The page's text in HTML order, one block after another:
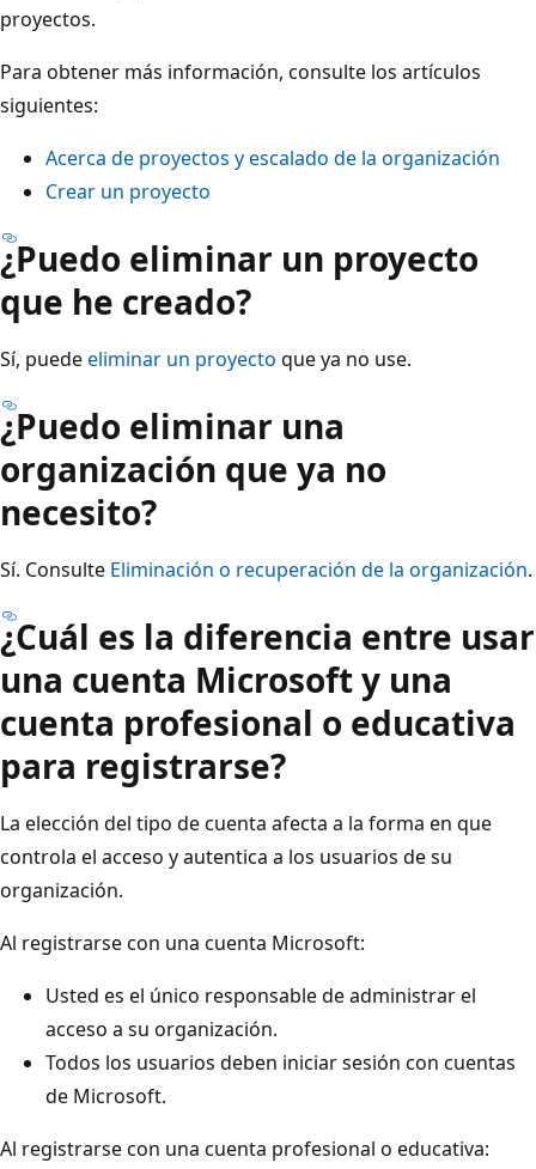
proyectos.
Para obtener más información, consulte los artículos
siguientes:
Acerca de proyectos y escalado de la organización
Crear un proyecto
¿Puedo eliminar un proyecto
que he creado?
Sí, puedeeliminar un proyecto que ya no use.
¿Puedo eliminar una
organización que ya no
necesito?
Sí. Consulte Eliminación o recuperación de la organización.
¿Cuál es la diferencia entre usar
una cuenta Microsoft y una
cuenta profesional o educativa
para registrarse?
La elección del tipo de cuenta afecta a la forma en que
controla el acceso y autentica a los usuarios de su
organización.
Al registrarse con una cuenta Microsoft:
Usted es el único responsable de administrar el
acceso a su organización.
Todos los usuarios deben iniciar sesión con cuentas
de Microsoft.
Al registrarse con una cuenta profesional o educativa: